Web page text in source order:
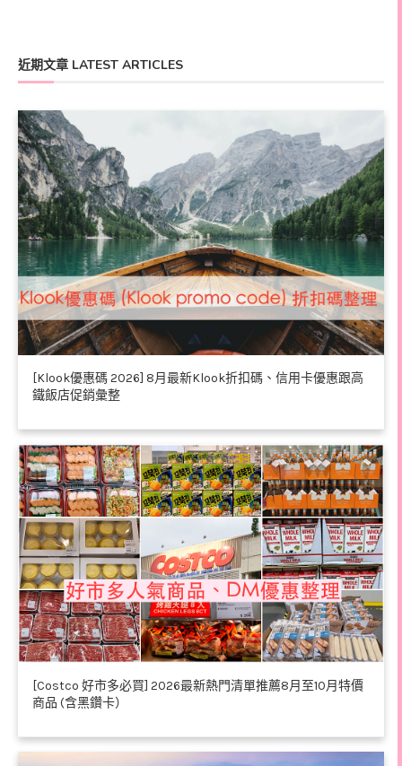
近期文章 LATEST ARTICLES
[Klook優惠碼 2026] 8月最新Klook折扣碼、信用卡優惠跟高
鐵飯店促銷彙整
[Costco 好市多必買] 2026最新熱門清單推薦8月至10月特價
商品 (含黑鑽卡）